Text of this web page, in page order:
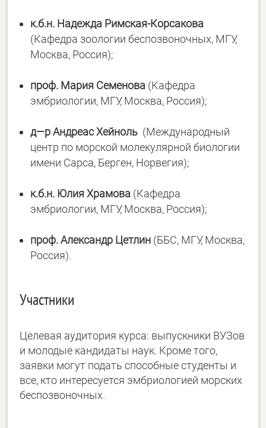
к.б.н. Надежда Римская-Корсакова
(Кафедра зоологии беспозвоночных, МГУ,
Москва, Россия);
проф. Мария Семенова (Кафедра
эмбриологии, МГУ, Москва, Россия);
д—р АндреасХейноль (Международный
центр по морской молекулярной биологии
имени Сарса, Берген, Норвегия);
к.б.н. Юлия Храмова (Кафедра
эмбриологии, МГУ, Москва, Россия);
проф.Александр Цетлин (ББС, МГУ, Москва,
Россия).
Участники
Целевая аудитория курса: выпускники ВУЗов
и молодые кандидаты наук. Кроме того,
заявки могут подать способные студенты и
все, кто интересуется эмбриологией морских
беспозвоночных.